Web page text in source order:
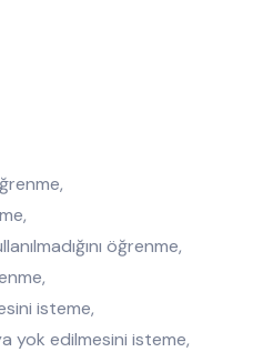
öğrenme,
isteme,
yok edilmesini isteme,